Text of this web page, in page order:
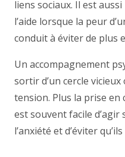
liens sociaux. Il est
l’aide lorsque la peur
conduit à éviter de plus
Un accompagnement
sortir d’un cercle
tension. Plus la prise en
est souvent facile d’agir
l’anxiété et d’éviter